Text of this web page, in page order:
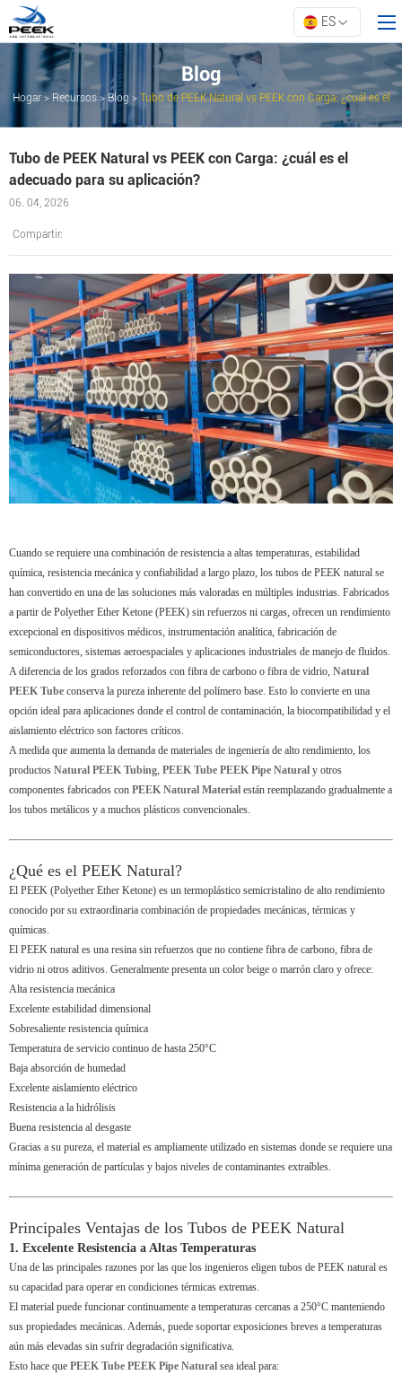
Todo
Contáctanos
ES
Blog
Hogar > Recursos> Blog > Tubo de PEEK Natural vs PEEK con Carga: ¿cuál es el
Tubo de PEEK Natural vs PEEK con Carga: ¿cuál es el
adecuado para su aplicación?
06. 04, 2026
Compartir:
Cuando se requiere una combinación de resistencia a altas temperaturas, estabilidad
química, resistencia mecánica y confiabilidad a largo plazo, los tubos de PEEK natural se
han convertido en una de las soluciones más valoradas en múltiples industrias. Fabricados
a partir de Polyether Ether Ketone (PEEK) sin refuerzos ni cargas, ofrecen un rendimiento
excepcional en dispositivos médicos, instrumentación analítica, fabricación de
semiconductores, sistemas aeroespaciales y aplicaciones industriales de manejo de fluidos.
A diferencia de los grados reforzados con fibra de carbono o fibra de vidrio, Natural
PEEK Tube conserva la pureza inherente del polímero base. Esto lo convierte en una
opción ideal para aplicaciones donde el control de contaminación, la biocompatibilidad y el
aislamiento eléctrico son factores críticos.
A medida que aumenta la demanda de materiales de ingeniería de alto rendimiento, los
productos Natural PEEK Tubing, PEEK Tube PEEK Pipe Natural y otros
componentes fabricados con PEEK Natural Material están reemplazando gradualmente a
los tubos metálicos y a muchos plásticos convencionales.
¿Qué es el PEEK Natural?
El PEEK (Polyether Ether Ketone) es un termoplástico semicristalino de alto rendimiento
conocido por su extraordinaria combinación de propiedades mecánicas, térmicas y
químicas.
El PEEK natural es una resina sin refuerzos que no contiene fibra de carbono, fibra de
vidrio ni otros aditivos. Generalmente presenta un color beige o marrón claro y ofrece:
Alta resistencia mecánica
Excelente estabilidad dimensional
Sobresaliente resistencia química
Temperatura de servicio continuo de hasta 250°C
Baja absorción de humedad
Excelente aislamiento eléctrico
Resistencia a la hidrólisis
Buena resistencia al desgaste
Gracias a su pureza, el material es ampliamente utilizado en sistemas donde se requiere una
mínima generación de partículas y bajos niveles de contaminantes extraíbles.
Principales Ventajas de los Tubos de PEEK Natural
1. Excelente Resistencia a Altas Temperaturas
Una de las principales razones por las que los ingenieros eligen tubos de PEEK natural es
su capacidad para operar en condiciones térmicas extremas.
El material puede funcionar continuamente a temperaturas cercanas a 250°C manteniendo
sus propiedades mecánicas. Además, puede soportar exposiciones breves a temperaturas
aún más elevadas sin sufrir degradación significativa.
Esto hace que PEEK Tube PEEK Pipe Natural sea ideal para: